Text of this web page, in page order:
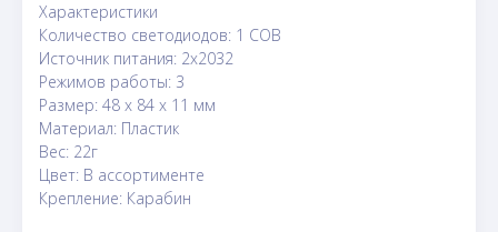
Характеристики
Количество светодиодов: 1 СОВ
Источник питания: 2х2032
Режимов работы: 3
Размер: 48 х 84 х 11 мм
Материал: Пластик
Вес: 22г
Цвет: В ассортименте
Крепление: Карабин